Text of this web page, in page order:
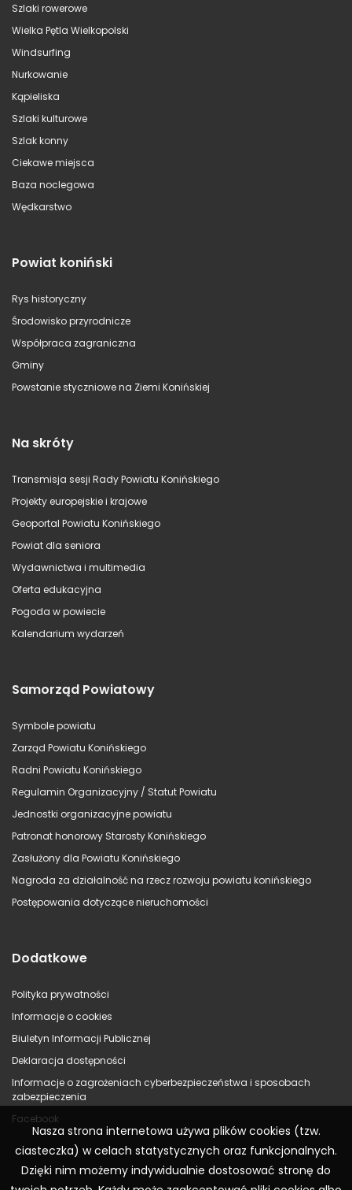
Szlaki rowerowe
Wielka Pętla Wielkopolski
Windsurfing
Nurkowanie
Kąpieliska
Szlaki kulturowe
Szlak konny
Ciekawe miejsca
Baza noclegowa
Wędkarstwo
Powiat koniński
Rys historyczny
Środowisko przyrodnicze
Współpraca zagraniczna
Gminy
Powstanie styczniowe na Ziemi Konińskiej
Na skróty
Transmisja sesji Rady Powiatu Konińskiego
Projekty europejskie i krajowe
Geoportal Powiatu Konińskiego
Powiat dla seniora
Wydawnictwa i multimedia
Oferta edukacyjna
Pogoda w powiecie
Kalendarium wydarzeń
Samorząd Powiatowy
Symbole powiatu
Zarząd Powiatu Konińskiego
Radni Powiatu Konińskiego
Regulamin Organizacyjny / Statut Powiatu
Jednostki organizacyjne powiatu
Patronat honorowy Starosty Konińskiego
Zasłużony dla Powiatu Konińskiego
Nagroda za działalność na rzecz rozwoju powiatu konińskiego
Postępowania dotyczące nieruchomości
Dodatkowe
Polityka prywatności
Informacje o cookies
Biuletyn Informacji Publicznej
Deklaracja dostępności
Informacje o zagrożeniach cyberbezpieczeństwa i sposobach
zabezpieczenia
Facebook
Nasza strona internetowa używa plików cookies (tzw.
ciasteczka) w celach statystycznych oraz funkcjonalnych.
Dzięki nim możemy indywidualnie dostosować stronę do